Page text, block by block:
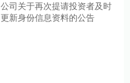
公司关于再次提请投资者及时
更新身份信息资料的公告